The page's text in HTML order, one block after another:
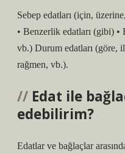
Sebep edatları (için,
• Benzerlik edatları (gibi) •
vb.) Durum edatları (göre,
rağmen, vb.).
Edat ile
edebilirim?
Edatlar ve bağlaçlar